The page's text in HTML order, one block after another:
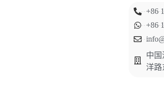
+86
+86
中
洋路